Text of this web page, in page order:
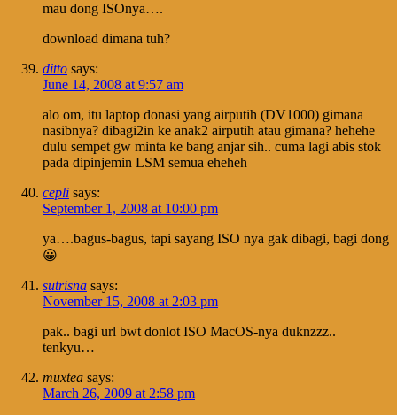
mau dong ISOnya….
download dimana tuh?
ditto says:
June 14, 2008 at 9:57 am
alo om, itu laptop donasi yang airputih (DV1000) gimana
nasibnya? dibagi2in ke anak2 airputih atau gimana? hehehe
dulu sempet gw minta ke bang anjar sih.. cuma lagi abis stok
pada dipinjemin LSM semua eheheh
cepli says:
September 1, 2008 at 10:00 pm
ya….bagus-bagus, tapi sayang ISO nya gak dibagi, bagi dong
😀
sutrisna says:
November 15, 2008 at 2:03 pm
pak.. bagi url bwt donlot ISO MacOS-nya duknzzz..
tenkyu…
muxtea says:
March 26, 2009 at 2:58 pm